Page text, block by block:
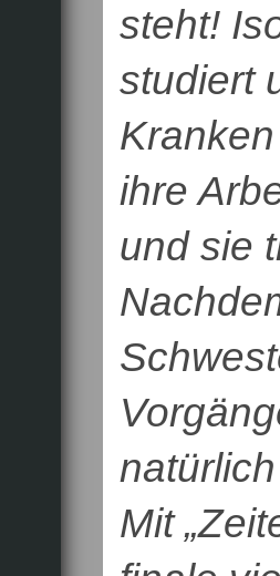
steht!
studiert
ihre
und sie
Mit